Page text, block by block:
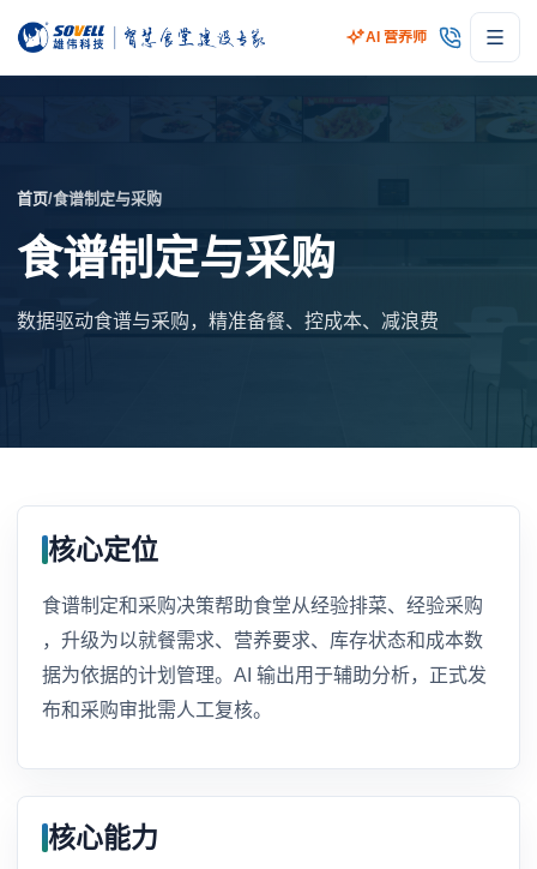
AI 营养师
首页/食谱制定与采购
食谱制定与采购
数据驱动食谱与采购，精准备餐、控成本、减浪费
核心定位
食谱制定和采购决策帮助食堂从经验排菜、经验采购
，升级为以就餐需求、营养要求、库存状态和成本数
据为依据的计划管理。AI 输出用于辅助分析，正式发
布和采购审批需人工复核。
核心能力